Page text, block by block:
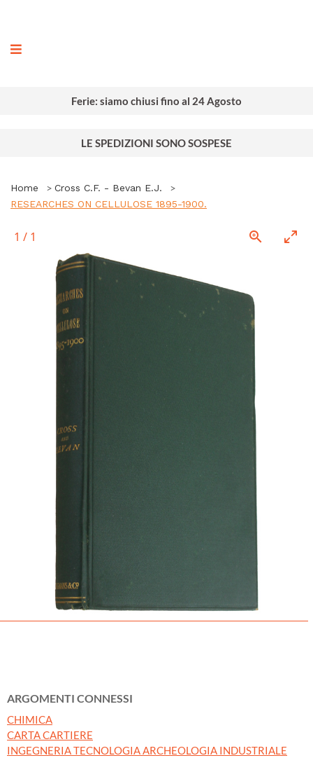
Ferie: siamo chiusi fino al 24 Agosto
LE SPEDIZIONI SONO SOSPESE
Home
Cross C.F. - Bevan E.J.
RESEARCHES ON CELLULOSE 1895-1900.
1 / 1
ARGOMENTI CONNESSI
CHIMICA
CARTA CARTIERE
INGEGNERIA TECNOLOGIA ARCHEOLOGIA INDUSTRIALE